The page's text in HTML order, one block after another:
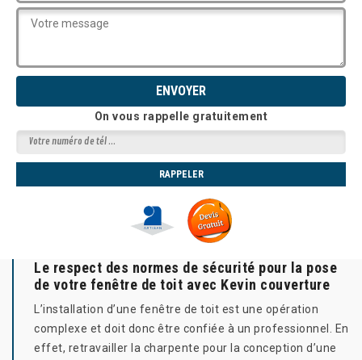
On vous rappelle gratuitement
Le respect des normes de sécurité pour la pose
de votre fenêtre de toit avec Kevin couverture
L’installation d’une fenêtre de toit est une opération
complexe et doit donc être confiée à un professionnel. En
effet, retravailler la charpente pour la conception d’une